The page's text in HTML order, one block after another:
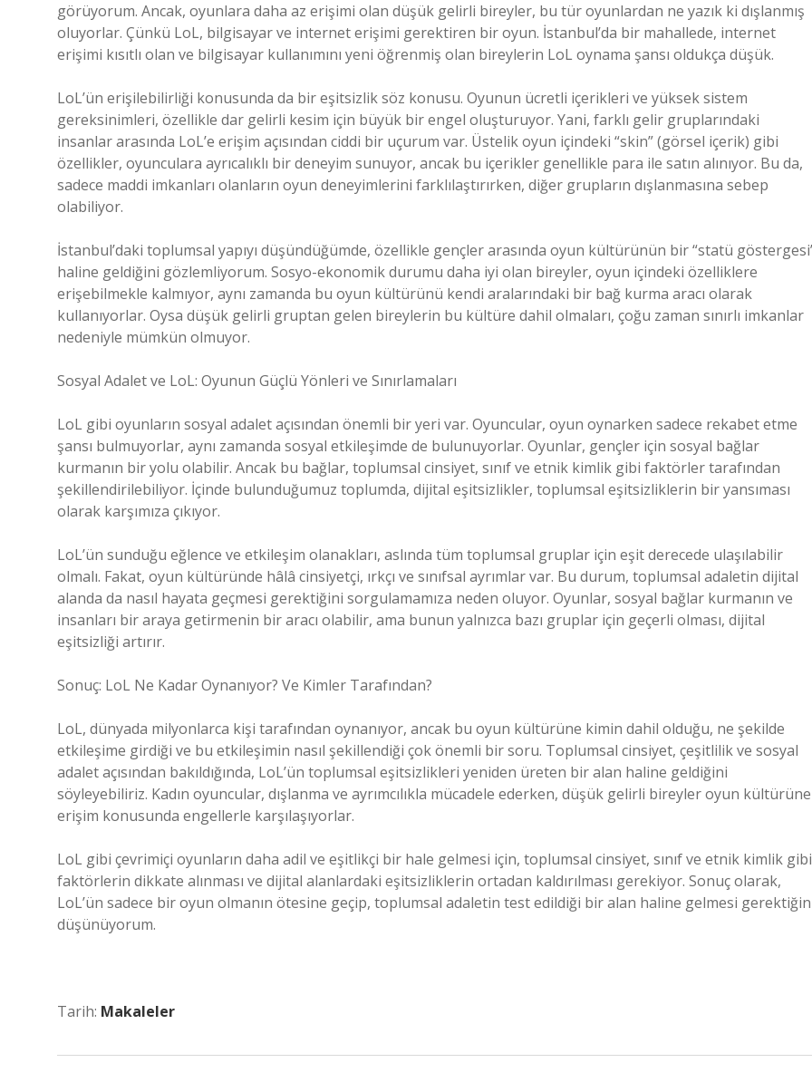
görüyorum. Ancak, oyunlara daha az erişimi olan düşük gelirli bireyler, bu tür oyunlardan ne yazık ki dışlanmış
oluyorlar. Çünkü LoL, bilgisayar ve internet erişimi gerektiren bir oyun. İstanbul’da bir mahallede, internet
erişimi kısıtlı olan ve bilgisayar kullanımını yeni öğrenmiş olan bireylerin LoL oynama şansı oldukça düşük.
LoL’ün erişilebilirliği konusunda da bir eşitsizlik söz konusu. Oyunun ücretli içerikleri ve yüksek sistem
gereksinimleri, özellikle dar gelirli kesim için büyük bir engel oluşturuyor. Yani, farklı gelir gruplarındaki
insanlar arasında LoL’e erişim açısından ciddi bir uçurum var. Üstelik oyun içindeki “skin” (görsel içerik) gibi
özellikler, oyunculara ayrıcalıklı bir deneyim sunuyor, ancak bu içerikler genellikle para ile satın alınıyor. Bu da,
sadece maddi imkanları olanların oyun deneyimlerini farklılaştırırken, diğer grupların dışlanmasına sebep
olabiliyor.
İstanbul’daki toplumsal yapıyı düşündüğümde, özellikle gençler arasında oyun kültürünün bir “statü
haline geldiğini gözlemliyorum. Sosyo-ekonomik durumu daha iyi olan bireyler, oyun içindeki özelliklere
erişebilmekle kalmıyor, aynı zamanda bu oyun kültürünü kendi aralarındaki bir bağ kurma aracı olarak
kullanıyorlar. Oysa düşük gelirli gruptan gelen bireylerin bu kültüre dahil olmaları, çoğu zaman sınırlı imkanlar
nedeniyle mümkün olmuyor.
Sosyal Adalet ve LoL: Oyunun Güçlü Yönleri ve Sınırlamaları
LoL gibi oyunların sosyal adalet açısından önemli bir yeri var. Oyuncular, oyun oynarken sadece rekabet etme
şansı bulmuyorlar, aynı zamanda sosyal etkileşimde de bulunuyorlar. Oyunlar, gençler için sosyal bağlar
kurmanın bir yolu olabilir. Ancak bu bağlar, toplumsal cinsiyet, sınıf ve etnik kimlik gibi faktörler tarafından
şekillendirilebiliyor. İçinde bulunduğumuz toplumda, dijital eşitsizlikler, toplumsal eşitsizliklerin bir yansıması
olarak karşımıza çıkıyor.
LoL’ün sunduğu eğlence ve etkileşim olanakları, aslında tüm toplumsal gruplar için eşit derecede ulaşılabilir
olmalı. Fakat, oyun kültüründe hâlâ cinsiyetçi, ırkçı ve sınıfsal ayrımlar var. Bu durum, toplumsal adaletin dijital
alanda da nasıl hayata geçmesi gerektiğini sorgulamamıza neden oluyor. Oyunlar, sosyal bağlar kurmanın ve
insanları bir araya getirmenin bir aracı olabilir, ama bunun yalnızca bazı gruplar için geçerli olması, dijital
eşitsizliği artırır.
Sonuç: LoL Ne Kadar Oynanıyor? Ve Kimler Tarafından?
LoL, dünyada milyonlarca kişi tarafından oynanıyor, ancak bu oyun kültürüne kimin dahil olduğu, ne şekilde
etkileşime girdiği ve bu etkileşimin nasıl şekillendiği çok önemli bir soru. Toplumsal cinsiyet, çeşitlilik ve sosyal
adalet açısından bakıldığında, LoL’ün toplumsal eşitsizlikleri yeniden üreten bir alan haline geldiğini
söyleyebiliriz. Kadın oyuncular, dışlanma ve ayrımcılıkla mücadele ederken, düşük gelirli bireyler oyun kültürüne
erişim konusunda engellerle karşılaşıyorlar.
LoL gibi çevrimiçi oyunların daha adil ve eşitlikçi bir hale gelmesi için, toplumsal cinsiyet, sınıf ve etnik kimlik gibi
faktörlerin dikkate alınması ve dijital alanlardaki eşitsizliklerin ortadan kaldırılması gerekiyor. Sonuç olarak,
LoL’ün sadece bir oyun olmanın ötesine geçip, toplumsal adaletin test edildiği bir alan haline gelmesi
düşünüyorum.
Tarih: Makaleler